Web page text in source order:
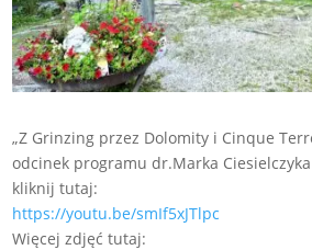
„Z Grinzing przez Dolomity i Cinque
odcinek programu dr.Marka Ciesielczyka
kliknij tutaj:
https://youtu.be/smIf5xJTlpc
Więcej zdjęć tutaj: